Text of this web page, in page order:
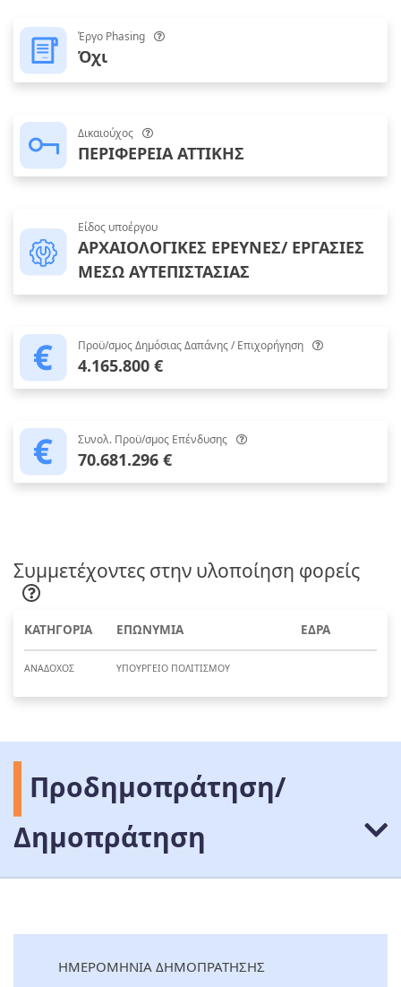
Έργο Phasing
Όχι
Δικαιούχος
ΠΕΡΙΦΕΡΕΙΑ ΑΤΤΙΚΗΣ
Είδος υποέργου
ΑΡΧΑΙΟΛΟΓΙΚΕΣ ΕΡΕΥΝΕΣ/ ΕΡΓΑΣΙΕΣ
ΜΕΣΩ ΑΥΤΕΠΙΣΤΑΣΙΑΣ
Προϋ/σμος Δημόσιας Δαπάνης / Επιχορήγηση
4.165.800 €
Συνολ. Προϋ/σμος Επένδυσης
70.681.296 €
Συμμετέχοντες στην υλοποίηση φορείς
ΚΑΤΗΓΟΡΙΑ ΕΠΩΝΥΜΙΑ ΕΔΡΑ
ΑΝΑΔΟΧΟΣ ΥΠΟΥΡΓΕΙΟ ΠΟΛΙΤΙΣΜΟΥ
Προδημοπράτηση/
Δημοπράτηση
ΗΜΕΡΟΜΗΝΙΑ ΔΗΜΟΠΡΑΤΗΣΗΣ